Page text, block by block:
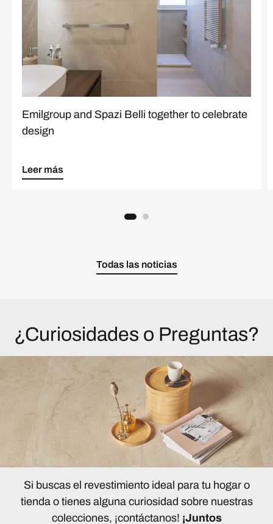
Emilgroup and Spazi Belli together to celebrate
design
Leer más
Todas las noticias
¿Curiosidades o Preguntas?
Si buscas el revestimiento ideal para tu hogar o
tienda o tienes alguna curiosidad sobre nuestras
colecciones, ¡contáctanos! ¡Juntos